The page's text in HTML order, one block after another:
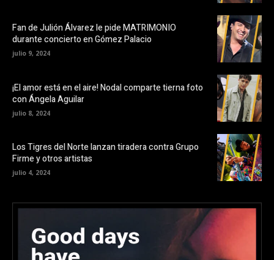
Fan de Julión Álvarez le pide MATRIMONIO
durante concierto en Gómez Palacio
julio 9, 2024
¡El amor está en el aire! Nodal comparte tierna foto
con Ángela Aguilar
julio 8, 2024
Los Tigres del Norte lanzan tiradera contra Grupo
Firme y otros artistas
julio 4, 2024